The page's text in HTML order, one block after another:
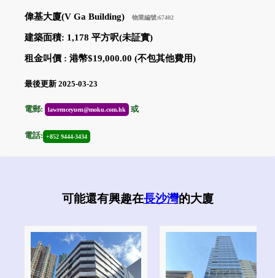
偉基大廈(V Ga Building) 物業編號:67402
建築面積: 1,178 平方呎(未証實)
租金叫價 : 港幣$19,000.00 (不包其他費用)
最後更新 2025-03-23
電郵: lawrenceyuen@moku.com.hk 或
電話: +852 9444-3434
可能還有興趣在長沙灣的大廈